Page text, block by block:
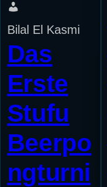
Bilal El Kasmi
Das
Erste
Stufu
Beerpo
ngturni